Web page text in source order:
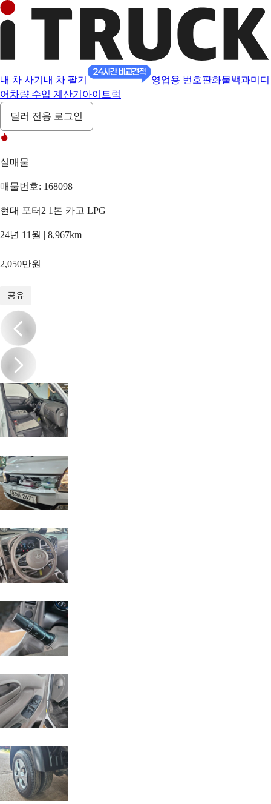
내 차 사기 내 차 팔기 영업용 번호판화물백과미디
어 차량 수입 계산기 아이트럭
딜러 전용 로그인
실매물
매물번호: 168098
현대 포터2 1톤 카고 LPG
24년 11월 | 8,967km
2,050만원
공유
/20